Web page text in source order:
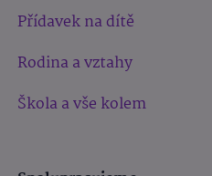
Přídavek na dítě
Rodina a vztahy
Škola a vše kolem